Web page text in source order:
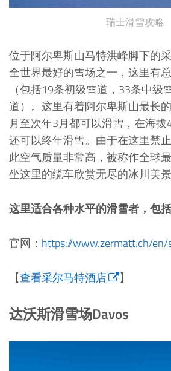
瑞士滑雪攻略
位于阿尔卑斯山马特洪峰脚下的
全世界最好的雪场之一，这里有
（包括19条初级雪道，33条中级
道）。这里有着阿尔卑斯山最长
月至次年3月都可以滑雪，在海
还可以终年滑雪。由于在这里禁
此空气质量非常高，被称作全球
坐这里的缆车欣赏无尽的冰川美景
这里适合各种水平的滑雪者，包
官网： https://www.zermatt.ch/en/
【查看采尔马特酒店 】
达沃斯滑雪场Davos